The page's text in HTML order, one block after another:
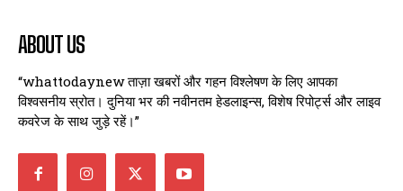
ABOUT US
“whattodaynew ताज़ा खबरों और गहन विश्लेषण के लिए आपका
विश्वसनीय स्रोत। दुनिया भर की नवीनतम हेडलाइन्स, विशेष रिपोर्ट्स और लाइव
कवरेज के साथ जुड़े रहें।”